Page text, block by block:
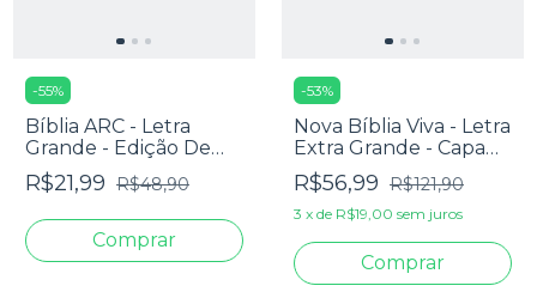
-55%
Bíblia ARC - Letra
Grande - Edição De
Promessas - Palavras
De Jesus Em
Capa Zíper Tricolor
Azul
R$21,99 R$48,90
-53%
Nova Bíblia Viva - Letra
Extra Grande - Capa
Creme
R$56,99 R$121,90
3 x de R$19,00 sem juros